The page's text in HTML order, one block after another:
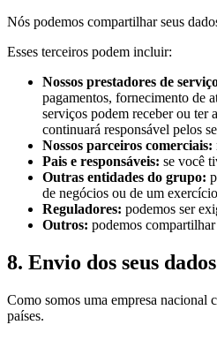
Nós podemos compartilhar seus
Esses terceiros podem incluir:
Nossos prestadores de
pagamentos, fornecimento de
serviços podem receber ou ter
continuará responsável pelos
Nossos parceiros comerciais:
Pais e responsáveis: se você
Outras entidades do grupo:
de negócios ou de um
Reguladores: podemos ser
Outros: podemos
8. Envio dos seus
Como somos uma empresa nacional
países.